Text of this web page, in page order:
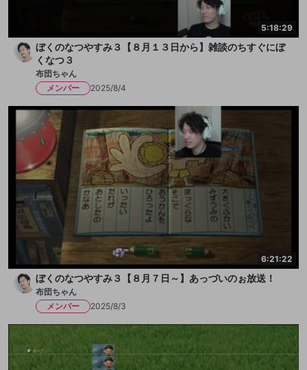
5:18:29
ぼくのなつやすみ３【８月１３日から】雑談のちすぐにぼ
くなつ３
布団ちゃん
メンバー
2025/8/4
6:21:22
ぼくのなつやすみ３【８月７日～】あっづいのぉ放送！
布団ちゃん
メンバー
2025/8/3